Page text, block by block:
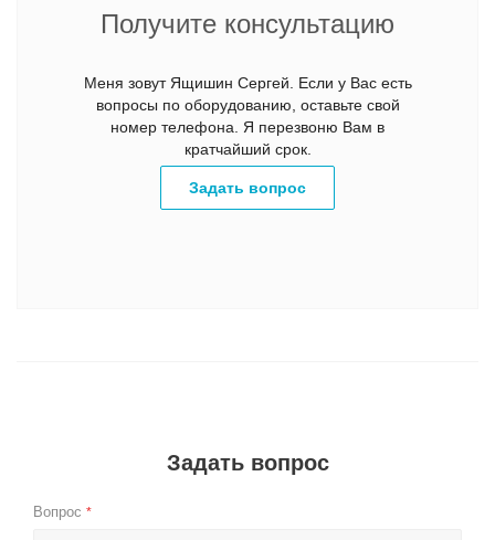
Получите консультацию
Меня зовут Ящишин Сергей. Если у Вас есть
вопросы по оборудованию, оставьте свой
номер телефона. Я перезвоню Вам в
кратчайший срок.
Задать вопрос
Задать вопрос
Вопрос *